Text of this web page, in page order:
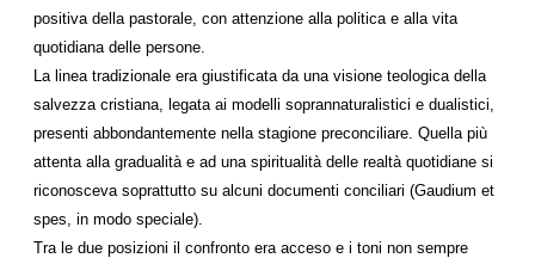
positiva della pastorale, con attenzione alla politica e alla vita
quotidiana delle persone.
La linea tradizionale era giustificata da una visione teologica della
salvezza cristiana, legata ai modelli soprannaturalistici e dualistici,
presenti abbondantemente nella stagione preconciliare. Quella più
attenta alla gradualità e ad una spiritualità delle realtà quotidiane si
riconosceva soprattutto su alcuni documenti conciliari (Gaudium et
spes, in modo speciale).
Tra le due posizioni il confronto era acceso e i toni non sempre